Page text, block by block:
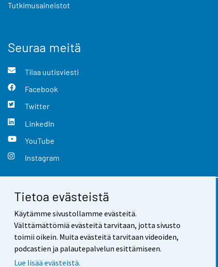
Tietoa evästeistä
Käytämme sivustollamme evästeitä.
Välttämättömiä evästeitä tarvitaan, jotta sivusto
toimii oikein. Muita evästeitä tarvitaan videoiden,
podcastien ja palautepalvelun esittämiseen.
Lue lisää evästeistä.
Tutkimusaineistot
Seuraa meitä
Tilaa uutisviesti
Facebook
Twitter
LinkedIn
YouTube
Instagram
Yhteystiedot
Palaute
Käyttöehdot